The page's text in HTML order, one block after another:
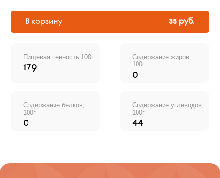
В корзину 35 руб.
Пищевая ценность 100г
179
Содержание жиров,
100г
0
Cодержание белков,
100г
0
Содержание углеводов,
100г
44